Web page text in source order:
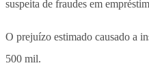
suspeita de fraudes em
O prejuízo estimado causado a
500 mil.